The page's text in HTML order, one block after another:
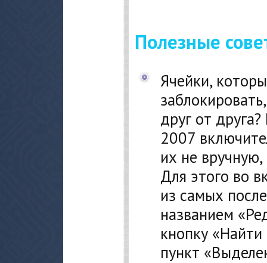
Полезные
Ячейки,
друг от
2007
их не
Для этого во
из самых
названием
кнопку
пункт